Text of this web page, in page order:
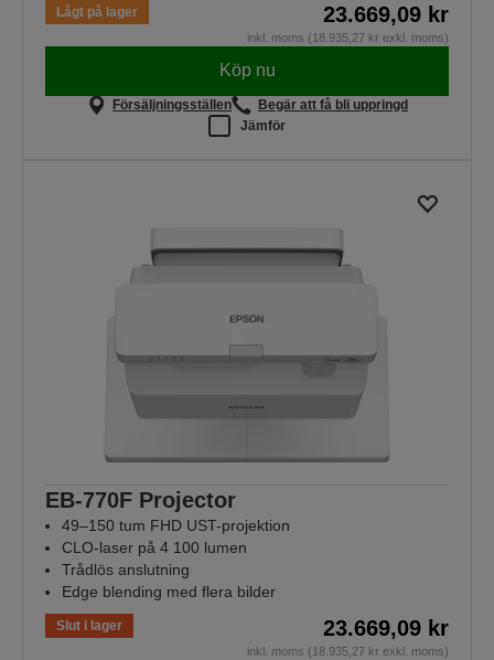
Lågt på lager 23.669,09 kr
inkl. moms (18.935,27 kr exkl. moms)
Köp nu
Försäljningsställen
Begär att få bli uppringd
Jämför
EB-770F Projector
49–150 tum FHD UST-projektion
CLO-laser på 4 100 lumen
Trådlös anslutning
Edge blending med flera bilder
Slut i lager 23.669,09 kr
inkl. moms (18.935,27 kr exkl. moms)